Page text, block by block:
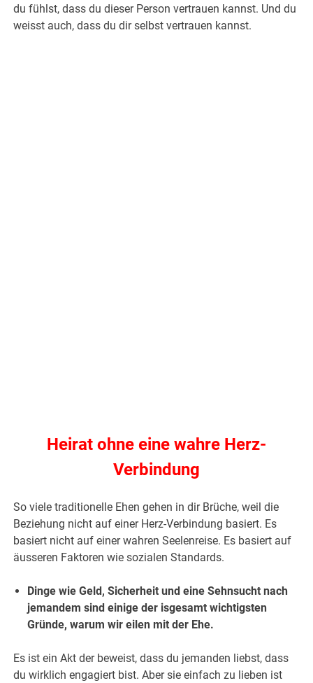
du fühlst, dass du dieser Person vertrauen kannst. Und du
weisst auch, dass du dir selbst vertrauen kannst.
Heirat ohne eine wahre Herz-
Verbindung
So viele traditionelle Ehen gehen in dir Brüche, weil die
Beziehung nicht auf einer Herz-Verbindung basiert. Es
basiert nicht auf einer wahren Seelenreise. Es basiert auf
äusseren Faktoren wie sozialen Standards.
Dinge wie Geld, Sicherheit und eine Sehnsucht nach
jemandem sind einige der isgesamt wichtigsten
Gründe, warum wir eilen mit der Ehe.
Es ist ein Akt der beweist, dass du jemanden liebst, dass
du wirklich engagiert bist. Aber sie einfach zu lieben ist